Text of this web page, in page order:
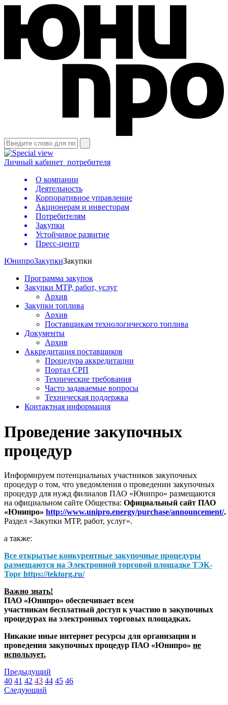
Личный кабинет потребителя
О компании
Деятельность
Корпоративное управление
Акционерам и инвесторам
Потребителям
Закупки
Устойчивое развитие
Пресс-центр
ЮнипроЗакупкиЗакупки
Программа закупок
Закупки МТР, работ, услуг
Архив
Закупки топлива
Архив
Поставщикам технологического топлива
Документы
Архив
Аккредитация поставщиков
Процедура аккредитации
Портал СРП
Технические требования
Часто задаваемые вопросы
Техническая поддержка
Контактная информация
Проведение закупочных
процедур
Информируем потенциальных участников закупочных
процедур о том, что уведомления о проведении закупочных
процедур для нужд филиалов ПАО «Юнипро» размещаются
на официальном сайте Общества: Официальный сайт ПАО
«Юнипро» http://www.unipro.energy/purchase/announcement/.
Раздел «Закупки МТР, работ, услуг».
а также:
Все открытые конкурентные закупочные процедуры
размещаются на Электронной торговой площадке ТЭК-
Торг https://tektorg.ru/
Важно знать!
ПАО «Юнипро» обеспечивает всем
участникам бесплатный доступ к участию в закупочных
процедурах на электронных торговых площадках.
Никакие иные интернет ресурсы для организации и
проведения закупочных процедур ПАО «Юнипро» не
использует.
Предыдущий
40 41 42 43 44 45 46
Следующий